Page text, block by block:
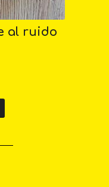
al ruido